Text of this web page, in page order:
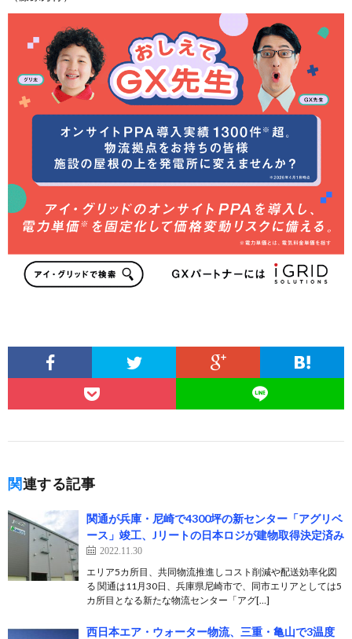
関連する記事
関通が兵庫・尼崎で4300坪の新センター「アグリベ
ース」竣工、Jリートの日本ロジが建物取得決定済み
2022.11.30
エリア5カ所目、共同物流推進しコスト削減や配送効率化図
る 関通は11月30日、兵庫県尼崎市で、同市エリアとしては5
カ所目となる新たな物流センター「アグ[…]
西日本エア・ウォーター物流、三重・亀山で3温度